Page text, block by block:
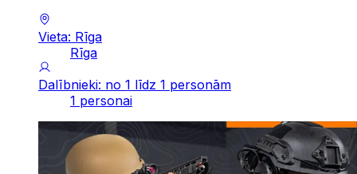
Vieta: Rīga
Rīga
Dalībnieki: no 1 līdz 1 personām
1 personai